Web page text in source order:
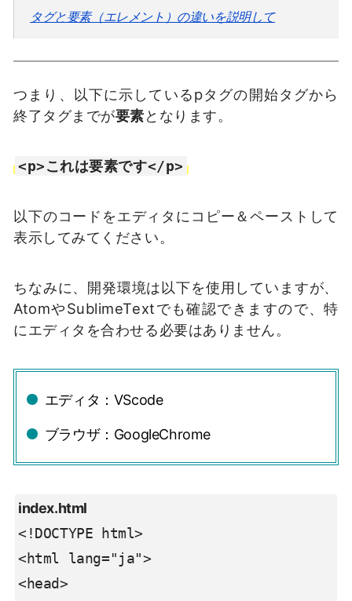
タグと要素（エレメント）の違いを説明して
つまり、以下に示しているpタグの開始タグから
終了タグまでが要素となります。
<p>これは要素です</p>
以下のコードをエディタにコピー＆ペーストして
表示してみてください。
ちなみに、開発環境は以下を使用していますが、
AtomやSublimeTextでも確認できますので、特
にエディタを合わせる必要はありません。
エディタ：VScode
ブラウザ：GoogleChrome
index.html
<!DOCTYPE html>
<html lang="ja">
<head>